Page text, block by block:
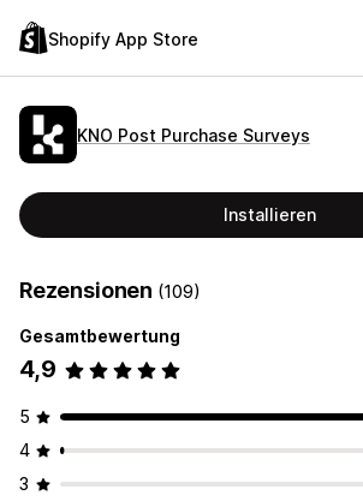
Shopify App Store
KNO Post Purchase Surveys
Installieren
Rezensionen (109)
Gesamtbewertung
4,9
5
4
3